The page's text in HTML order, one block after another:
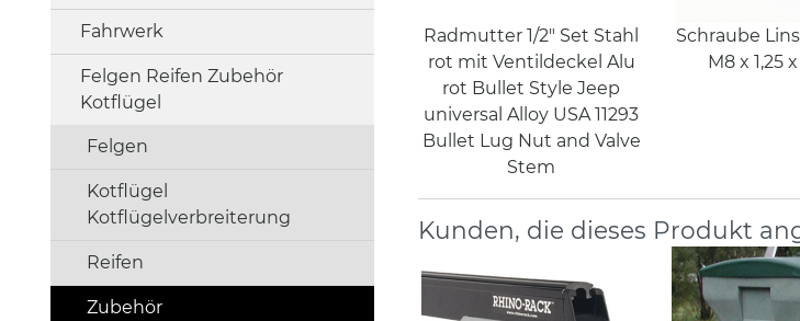
Fahrwerk
Felgen Reifen Zubehör
Kotflügel
Felgen
Kotflügel
Kotflügelverbreiterung
Reifen
Zubehör
Radmutter 1/2" Set Stahl
rot mit Ventildeckel Alu
rot Bullet Style Jeep
universal Alloy USA 11293
Bullet Lug Nut and Valve
Stem
Schraube
M8 x 1,25
Kunden, die dieses Produkt